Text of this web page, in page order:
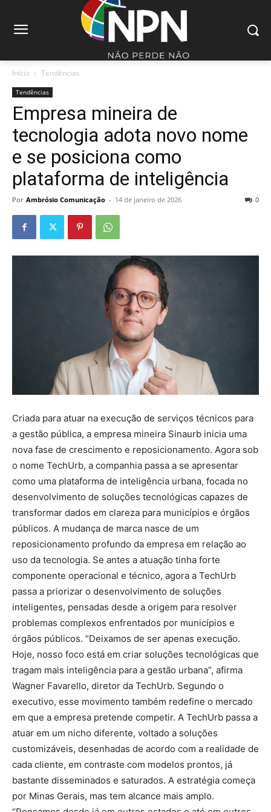
Início Tendências
Tendências
Empresa mineira de
tecnologia adota novo nome
e se posiciona como
plataforma de inteligência
Por Ambrósio Comunicação - 14 de janeiro de 2026 0
Criada para atuar na execução de serviços técnicos para
a gestão pública, a empresa mineira Sinaurb inicia uma
nova fase de crescimento e reposicionamento. Agora sob
o nome TechUrb, a companhia passa a se apresentar
como uma plataforma de inteligência urbana, focada no
desenvolvimento de soluções tecnológicas capazes de
transformar dados em clareza para municípios e órgãos
públicos. A mudança de marca nasce de um
reposicionamento profundo da empresa em relação ao
uso da tecnologia. Se antes a atuação tinha forte
componente operacional e técnico, agora a TechUrb
passa a priorizar o desenvolvimento de soluções
inteligentes, pensadas desde a origem para resolver
problemas complexos enfrentados por municípios e
órgãos públicos. “Deixamos de ser apenas execução.
Hoje, nosso foco está em criar soluções tecnológicas que
tragam mais inteligência para a gestão urbana”, afirma
Wagner Favarello, diretor da TechUrb. Segundo o
executivo, esse movimento também redefine o mercado
em que a empresa pretende competir. A TechUrb passa a
atuar em um nicho diferente, voltado a soluções
customizáveis, desenhadas de acordo com a realidade de
cada cliente, em contraste com modelos prontos, já
bastante disseminados e saturados. A estratégia começa
por Minas Gerais, mas tem alcance mais amplo.